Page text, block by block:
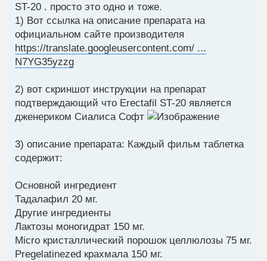
ST-20 . просто это одно и тоже.
1) Вот ссылка на описание препарата на
официальном сайте производителя
https://translate.googleusercontent.com/ ...
N7YG35yzzg
2) вот скриншот инструкции на препарат
подтверждающий что Erectafil ST-20 является
дженериком Сиалиса Софт
3) описание препарата: Каждый фильм таблетка
содержит:
Основной ингредиент
Тадалафил 20 мг.
Другие ингредиенты
Лактозы моногидрат 150 мг.
Micro кристаллический порошок целлюлозы 75 мг.
Pregelatinezed крахмала 150 мг.